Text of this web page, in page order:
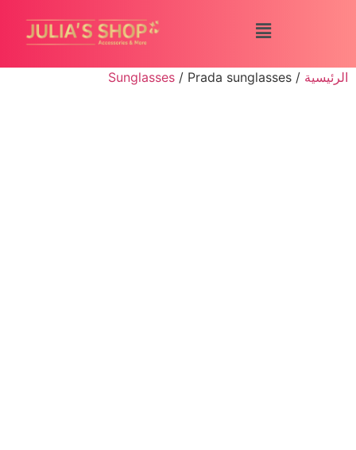
الرئيسية /
Sunglasses / Prada sunglasses